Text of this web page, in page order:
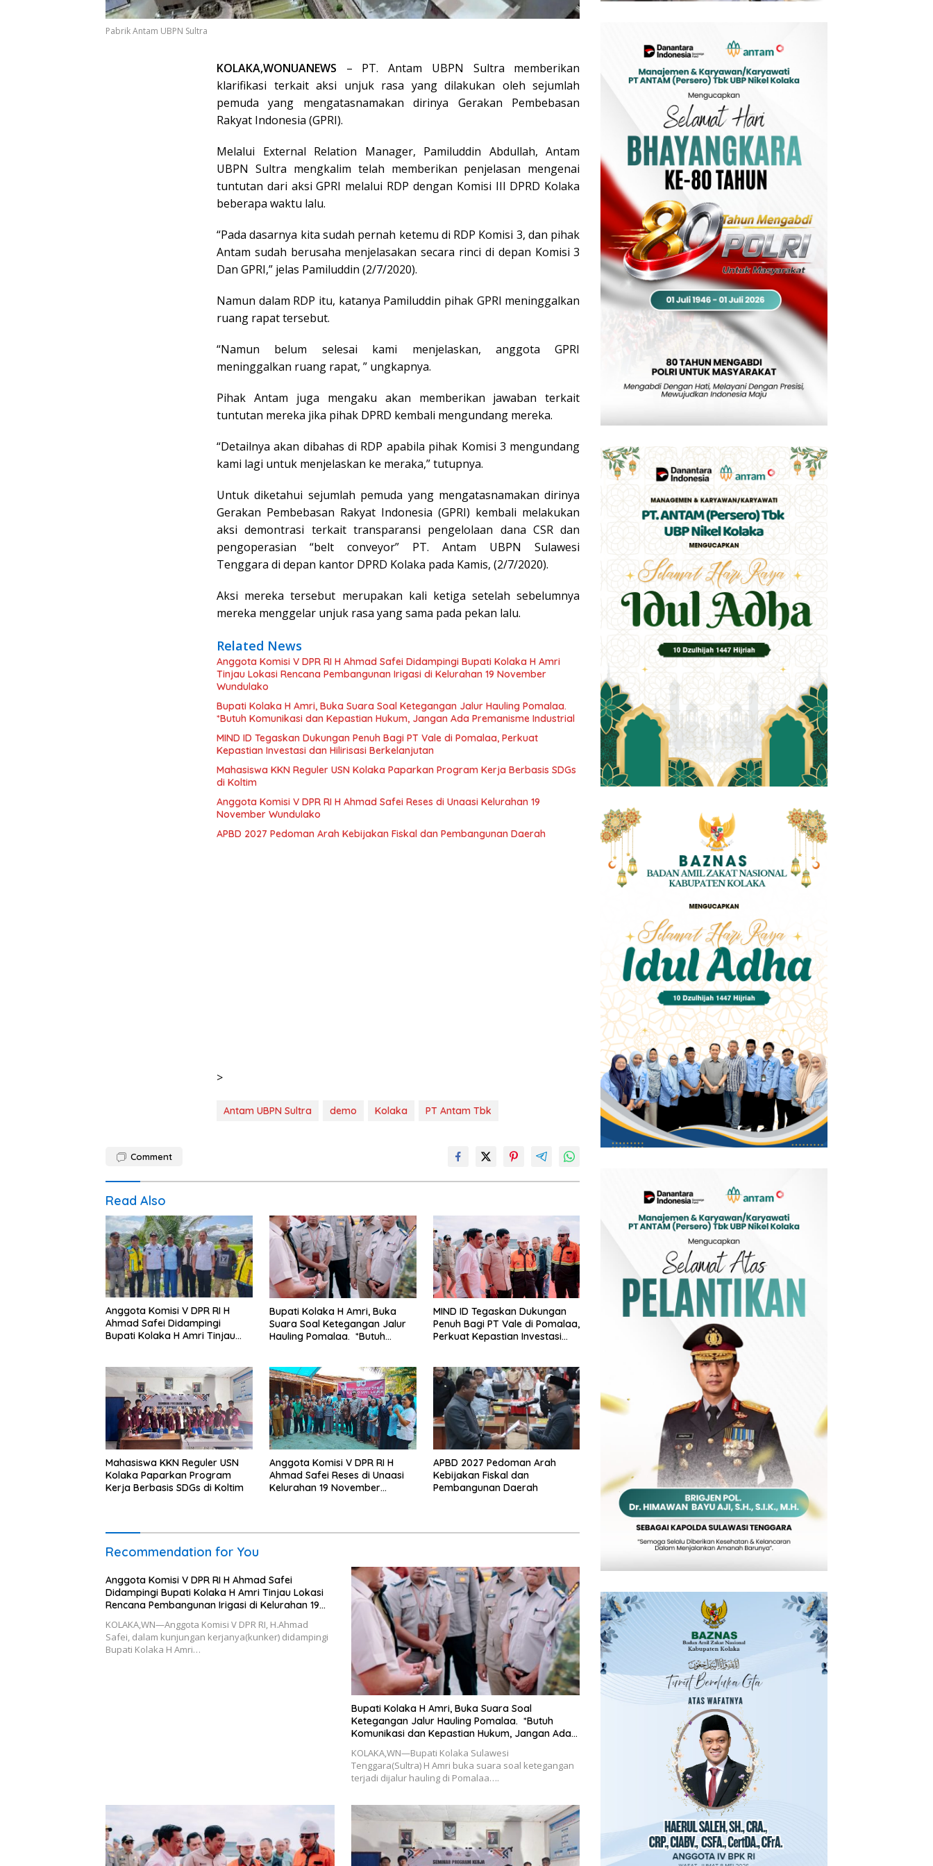
Pabrik Antam UBPN Sultra
KOLAKA,WONUANEWS – PT. Antam UBPN Sultra memberikan
klarifikasi terkait aksi unjuk rasa yang dilakukan oleh sejumlah
pemuda yang mengatasnamakan dirinya Gerakan Pembebasan
Rakyat Indonesia (GPRI).
Melalui External Relation Manager, Pamiluddin Abdullah, Antam
UBPN Sultra mengkalim telah memberikan penjelasan mengenai
tuntutan dari aksi GPRI melalui RDP dengan Komisi III DPRD Kolaka
beberapa waktu lalu.
“Pada dasarnya kita sudah pernah ketemu di RDP Komisi 3, dan pihak
Antam sudah berusaha menjelasakan secara rinci di depan Komisi 3
Dan GPRI,” jelas Pamiluddin (2/7/2020).
Namun dalam RDP itu, katanya Pamiluddin pihak GPRI meninggalkan
ruang rapat tersebut.
“Namun belum selesai kami menjelaskan, anggota GPRI
meninggalkan ruang rapat, ” ungkapnya.
Pihak Antam juga mengaku akan memberikan jawaban terkait
tuntutan mereka jika pihak DPRD kembali mengundang mereka.
“Detailnya akan dibahas di RDP apabila pihak Komisi 3 mengundang
kami lagi untuk menjelaskan ke meraka,” tutupnya.
Untuk diketahui sejumlah pemuda yang mengatasnamakan dirinya
Gerakan Pembebasan Rakyat Indonesia (GPRI) kembali melakukan
aksi demontrasi terkait transparansi pengelolaan dana CSR dan
pengoperasian “belt conveyor” PT. Antam UBPN Sulawesi
Tenggara di depan kantor DPRD Kolaka pada Kamis, (2/7/2020).
Aksi mereka tersebut merupakan kali ketiga setelah sebelumnya
mereka menggelar unjuk rasa yang sama pada pekan lalu.
Related News
Anggota Komisi V DPR RI H Ahmad Safei Didampingi Bupati Kolaka H Amri
Tinjau Lokasi Rencana Pembangunan Irigasi di Kelurahan 19 November
Wundulako
Bupati Kolaka H Amri, Buka Suara Soal Ketegangan Jalur Hauling Pomalaa.
*Butuh Komunikasi dan Kepastian Hukum, Jangan Ada Premanisme Industrial
MIND ID Tegaskan Dukungan Penuh Bagi PT Vale di Pomalaa, Perkuat
Kepastian Investasi dan Hilirisasi Berkelanjutan
Mahasiswa KKN Reguler USN Kolaka Paparkan Program Kerja Berbasis SDGs
di Koltim
Anggota Komisi V DPR RI H Ahmad Safei Reses di Unaasi Kelurahan 19
November Wundulako
APBD 2027 Pedoman Arah Kebijakan Fiskal dan Pembangunan Daerah
>
Antam UBPN Sultra demo Kolaka PT Antam Tbk
Comment
Read Also
Anggota Komisi V DPR RI H
Ahmad Safei Didampingi
Bupati Kolaka H Amri Tinjau
November Wundulako
Bupati Kolaka H Amri, Buka
Suara Soal Ketegangan Jalur
Hauling Pomalaa. *Butuh
Premanisme Industrial
MIND ID Tegaskan Dukungan
Penuh Bagi PT Vale di Pomalaa,
Perkuat Kepastian Investasi
Mahasiswa KKN Reguler USN
Kolaka Paparkan Program
Kerja Berbasis SDGs di Koltim
Anggota Komisi V DPR RI H
Ahmad Safei Reses di Unaasi
Kelurahan 19 November
APBD 2027 Pedoman Arah
Kebijakan Fiskal dan
Pembangunan Daerah
Recommendation for You
Anggota Komisi V DPR RI H Ahmad Safei
Didampingi Bupati Kolaka H Amri Tinjau Lokasi
Rencana Pembangunan Irigasi di Kelurahan 19
KOLAKA,WN—Anggota Komisi V DPR RI, H.Ahmad
Safei, dalam kunjungan kerjanya(kunker) didampingi
Bupati Kolaka H Amri…
Bupati Kolaka H Amri, Buka Suara Soal
Ketegangan Jalur Hauling Pomalaa. *Butuh
Komunikasi dan Kepastian Hukum, Jangan Ada
KOLAKA,WN—Bupati Kolaka Sulawesi
Tenggara(Sultra) H Amri buka suara soal ketegangan
terjadi dijalur hauling di Pomalaa….